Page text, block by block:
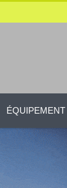
ÉQUIPEMENT